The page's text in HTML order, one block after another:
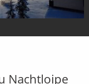
Nachtloipe